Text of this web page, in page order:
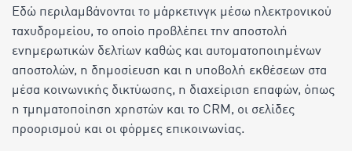
Εδώ περιλαμβάνονται το μάρκετινγκ μέσω ηλεκτρονικού
ταχυδρομείου, το οποίο προβλέπει την αποστολή
ενημερωτικών δελτίων καθώς και αυτοματοποιημένων
αποστολών, η δημοσίευση και η υποβολή εκθέσεων στα
μέσα κοινωνικής δικτύωσης, η διαχείριση επαφών, όπως
η τμηματοποίηση χρηστών και το CRM, οι σελίδες
προορισμού και οι φόρμες επικοινωνίας.